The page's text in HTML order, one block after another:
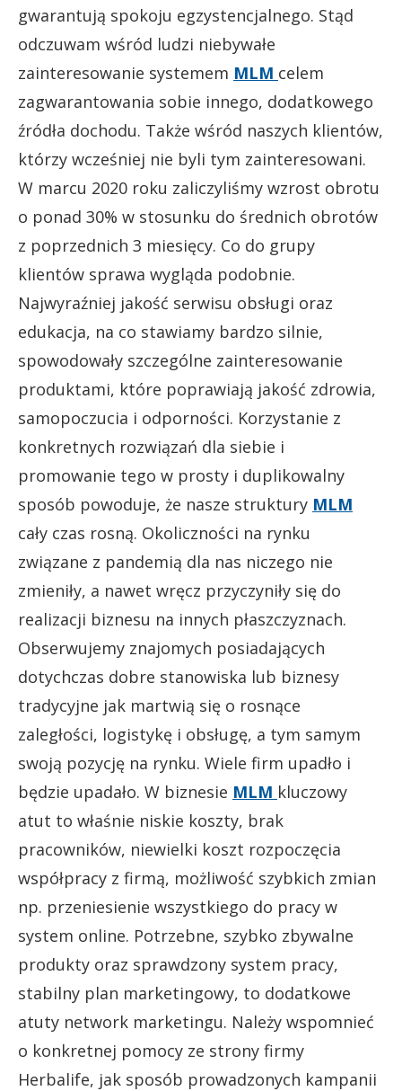
gwarantują spokoju egzystencjalnego. Stąd
odczuwam wśród ludzi niebywałe
zainteresowanie systemem MLM celem
zagwarantowania sobie innego, dodatkowego
źródła dochodu. Także wśród naszych klientów,
którzy wcześniej nie byli tym zainteresowani.
W marcu 2020 roku zaliczyliśmy wzrost obrotu
o ponad 30% w stosunku do średnich obrotów
z poprzednich 3 miesięcy. Co do grupy
klientów sprawa wygląda podobnie.
Najwyraźniej jakość serwisu obsługi oraz
edukacja, na co stawiamy bardzo silnie,
spowodowały szczególne zainteresowanie
produktami, które poprawiają jakość zdrowia,
samopoczucia i odporności. Korzystanie z
konkretnych rozwiązań dla siebie i
promowanie tego w prosty i duplikowalny
sposób powoduje, że nasze struktury MLM
cały czas rosną. Okoliczności na rynku
związane z pandemią dla nas niczego nie
zmieniły, a nawet wręcz przyczyniły się do
realizacji biznesu na innych płaszczyznach.
Obserwujemy znajomych posiadających
dotychczas dobre stanowiska lub biznesy
tradycyjne jak martwią się o rosnące
zaległości, logistykę i obsługę, a tym samym
swoją pozycję na rynku. Wiele firm upadło i
będzie upadało. W biznesie MLM kluczowy
atut to właśnie niskie koszty, brak
pracowników, niewielki koszt rozpoczęcia
współpracy z firmą, możliwość szybkich zmian
np. przeniesienie wszystkiego do pracy w
system online. Potrzebne, szybko zbywalne
produkty oraz sprawdzony system pracy,
stabilny plan marketingowy, to dodatkowe
atuty network marketingu. Należy wspomnieć
o konkretnej pomocy ze strony firmy
Herbalife, jak sposób prowadzonych kampanii